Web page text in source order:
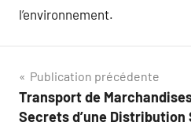
l’environnement.
Navigation
de
Publication précédente
Transport de
Secrets d’une Distribution